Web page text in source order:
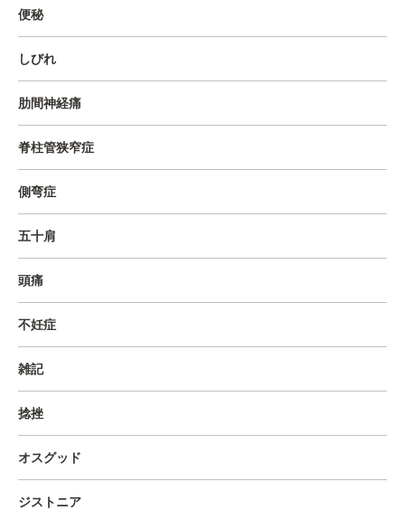
便秘
しびれ
肋間神経痛
脊柱管狭窄症
側弯症
五十肩
頭痛
不妊症
雑記
捻挫
オスグッド
ジストニア